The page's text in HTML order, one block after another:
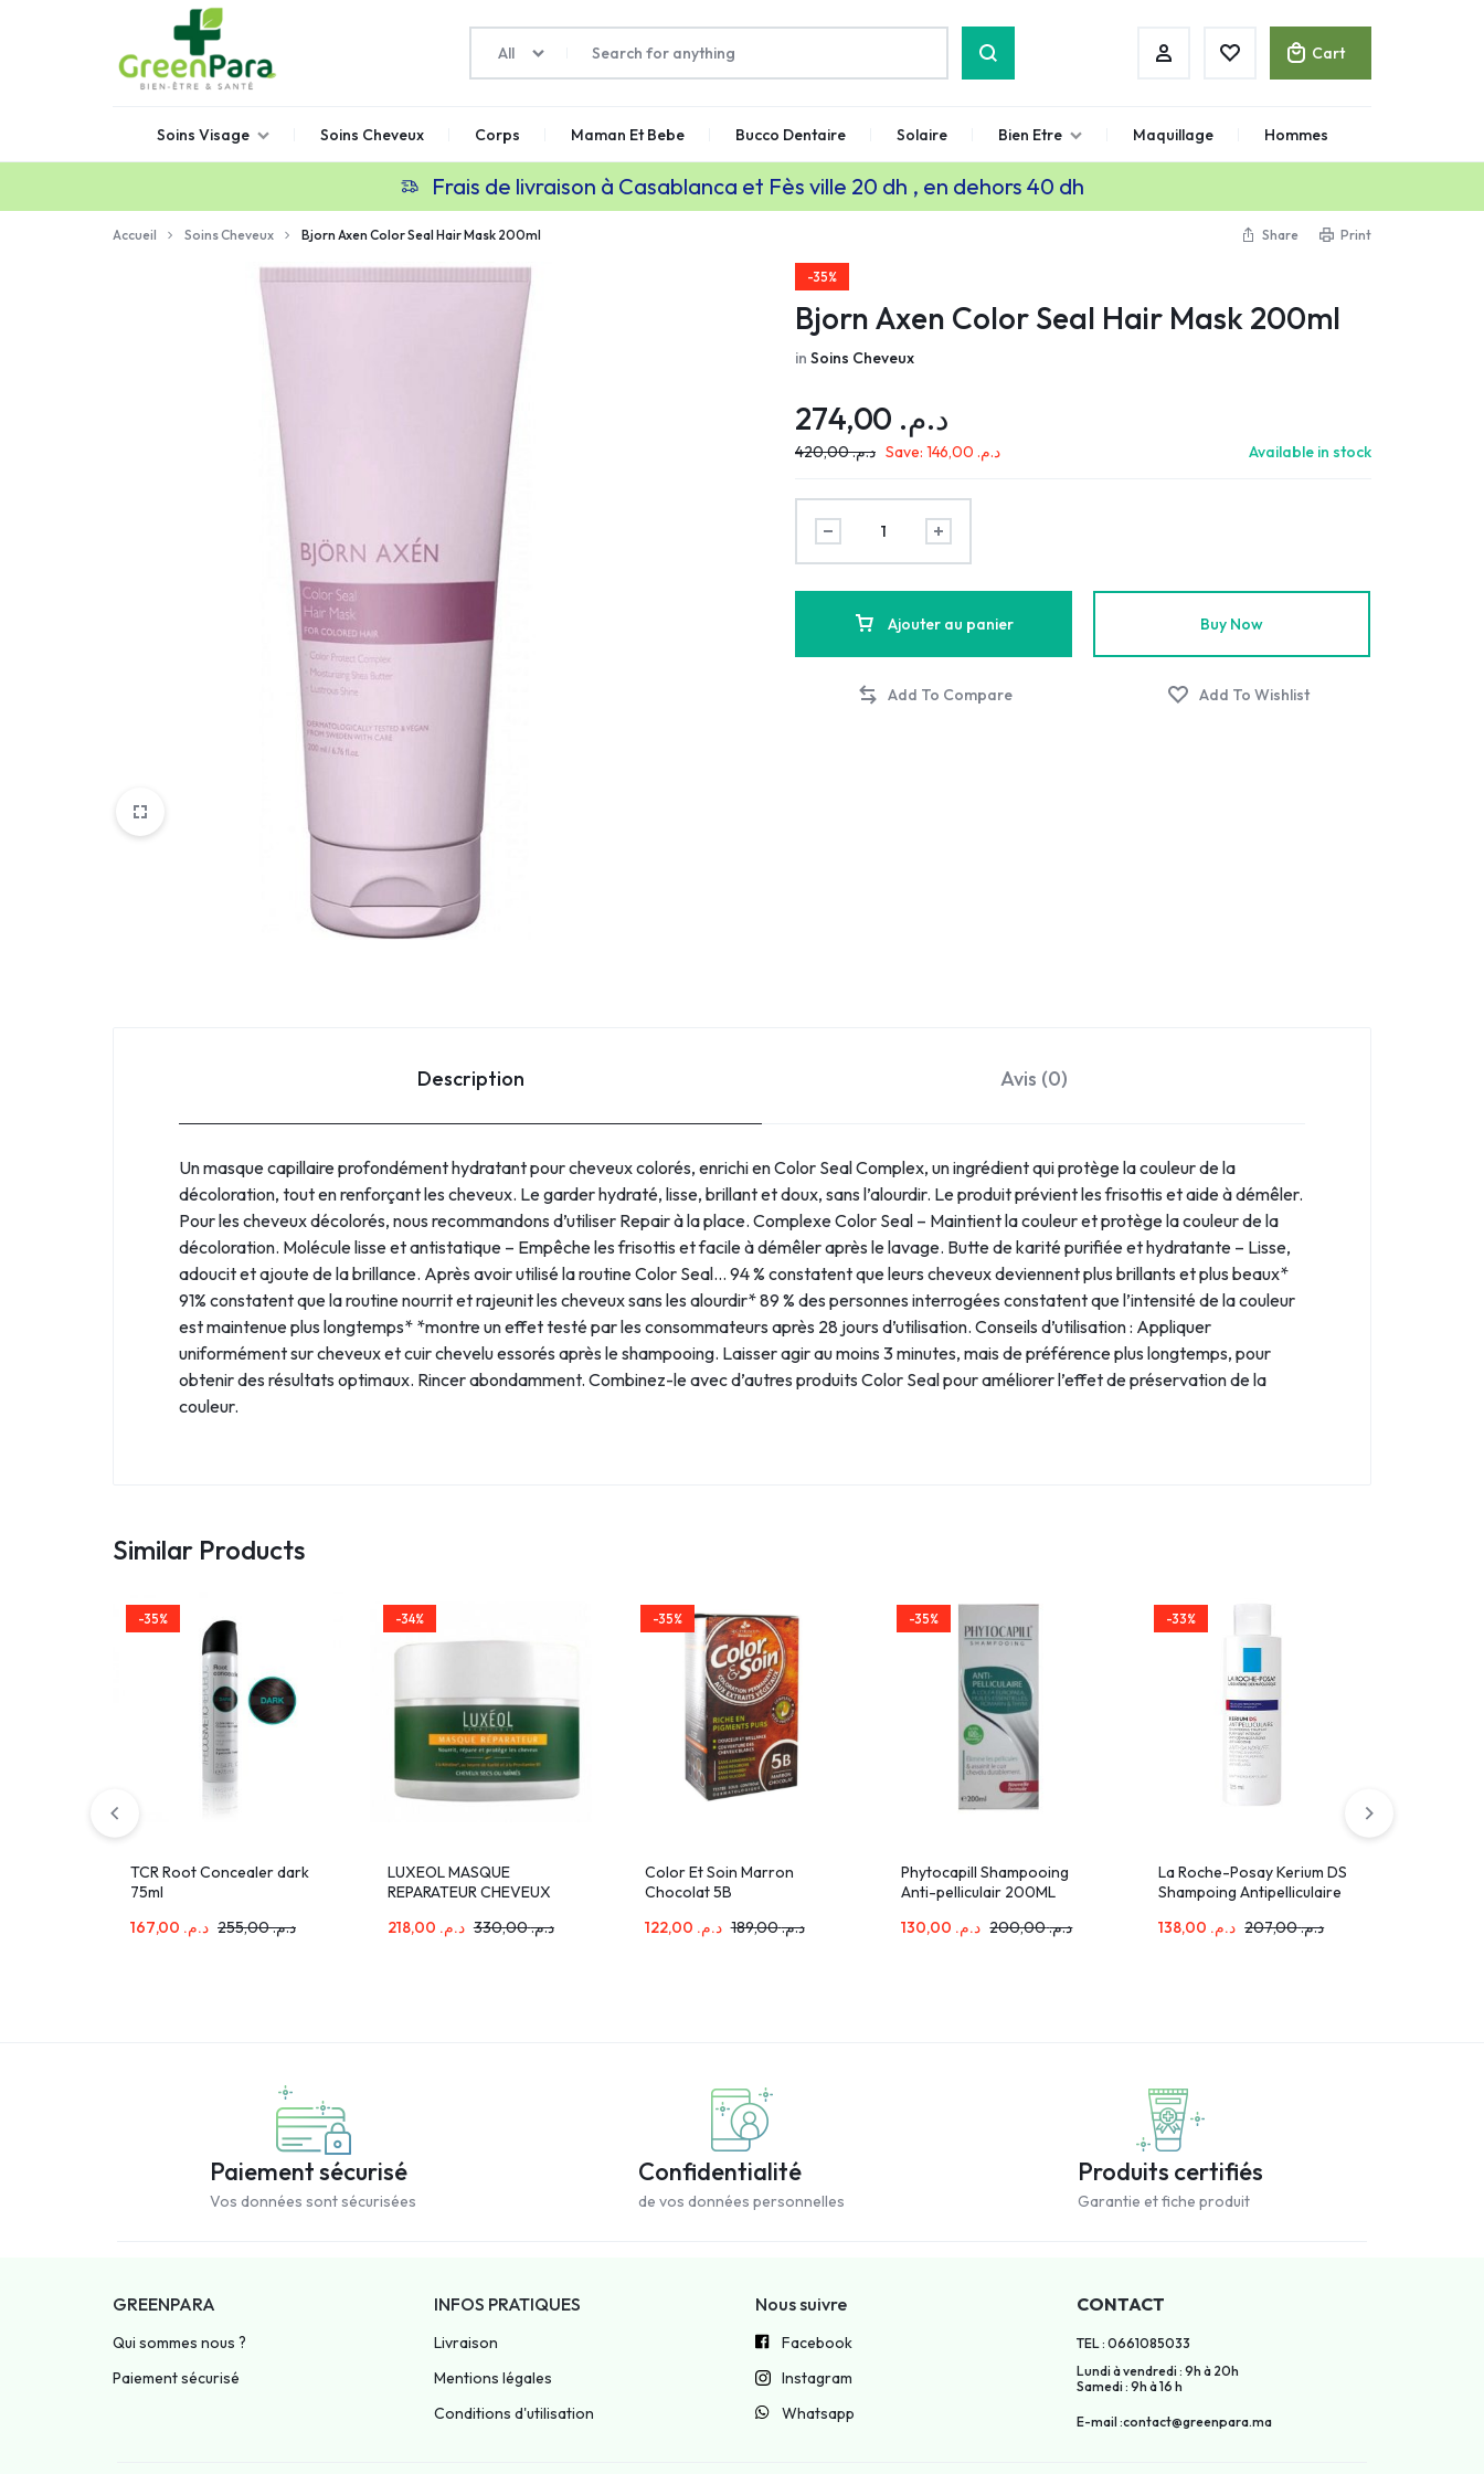
GREENPARA
Parapharmacie
Maroc
All Cart
Soins Visage Soins Cheveux Corps Maman Et Bebe Bucco Dentaire Solaire Bien Etre Maquillage Hommes
Frais de livraison à Casablanca et Fès ville 20 dh , en dehors 40 dh
Accueil Soins Cheveux Bjorn Axen Color Seal Hair Mask 200ml Share Print
-35%
Bjorn Axen Color Seal Hair Mask 200ml
inSoins Cheveux
د.م.
د.م.420,00 Save: د.م.146,00 Available in stock
Ajouter au panier Buy Now
Description Avis (0)
Un masque capillaire profondément hydratant pour cheveux colorés, enrichi en Color Seal Complex, un ingrédient qui protège la couleur de la
décoloration, tout en renforçant les cheveux. Le garder hydraté, lisse, brillant et doux, sans l’alourdir. Le produit prévient les frisottis et aide à démêler.
Pour les cheveux décolorés, nous recommandons d’utiliser Repair à la place. Complexe Color Seal – Maintient la couleur et protège la couleur de la
décoloration. Molécule lisse et antistatique – Empêche les frisottis et facile à démêler après le lavage. Butte de karité purifiée et hydratante – Lisse,
adoucit et ajoute de la brillance. Après avoir utilisé la routine Color Seal… 94 % constatent que leurs cheveux deviennent plus brillants et plus beaux*
91% constatent que la routine nourrit et rajeunit les cheveux sans les alourdir* 89 % des personnes interrogées constatent que l’intensité de la couleur
est maintenue plus longtemps* *montre un effet testé par les consommateurs après 28 jours d’utilisation. Conseils d’utilisation : Appliquer
uniformément sur cheveux et cuir chevelu essorés après le shampooing. Laisser agir au moins 3 minutes, mais de préférence plus longtemps, pour
obtenir des résultats optimaux. Rincer abondamment. Combinez-le avec d’autres produits Color Seal pour améliorer l’effet de préservation de la
couleur.
Similar Products
-35%
TCR Root Concealer dark
75ml
د.م.
د.م.255,00
-34%
LUXEOL MASQUE
REPARATEUR CHEVEUX
د.م. د.م.330,00
-35%
Color Et Soin Marron
Chocolat 5B
د.م.
د.م.189,00
-35%
Phytocapill Shampooing
Anti-pelliculair 200ML
د.م.
د.م.200,00
-33%
La Roche-Posay Kerium DS
Shampoing Antipelliculaire
Persistantes | 125ml
د.م. د.م.207,00
Paiement sécurisé
Vos données sont sécurisées
Confidentialité
de vos données personnelles
Produits certifiés
Garantie et fiche produit
GREENPARA
Qui sommes nous ?
Paiement sécurisé
INFOS PRATIQUES
Livraison
Mentions légales
Conditions d'utilisation
Nous suivre
Facebook
Instagram
Whatsapp
CONTACT
TEL : 0661085033
Lundi à vendredi : 9h à 20h
Samedi : 9h à 16 h
E-mail :contact@greenpara.ma